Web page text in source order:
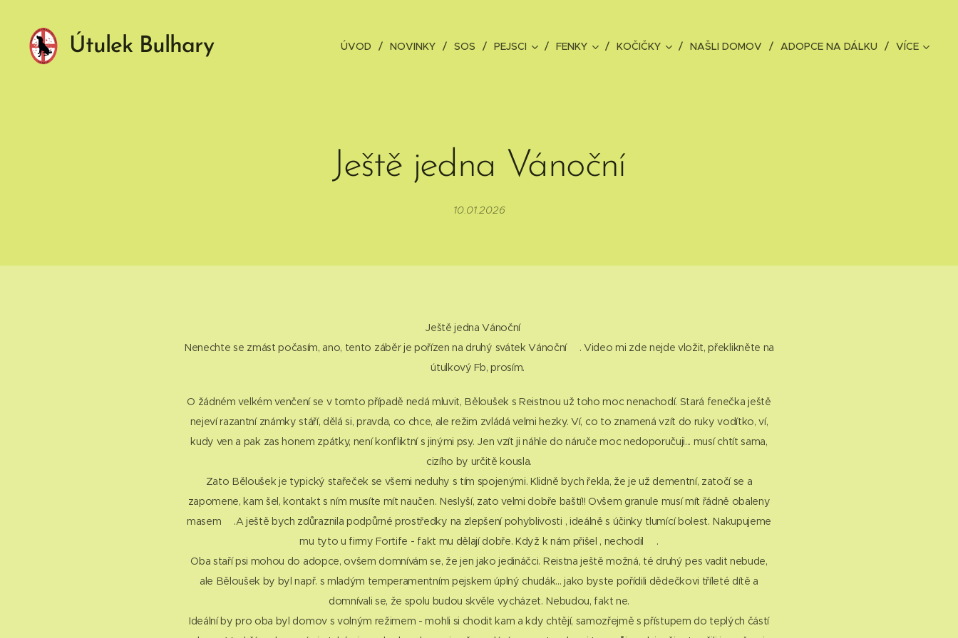
Útulek Bulhary ÚVOD NOVINKY SOS PEJSCI FENKY KOČIČKY NAŠLI DOMOV ADOPCE NA DÁLKU VÍCE
Ještě jedna Vánoční
10.01.2026
Ještě jedna Vánoční🎄
Nenechte se zmást počasím, ano, tento záběr je pořízen na druhý svátek Vánoční🎁. Video mi zde nejde vložit, překlikněte na
útulkový Fb, prosím.
O žádném velkém venčení se v tomto případě nedá mluvit, Běloušek s Reistnou už toho moc nenachodí. Stará fenečka ještě
nejeví razantní známky stáří, dělá si, pravda, co chce, ale režim zvládá velmi hezky. Ví, co to znamená vzít do ruky vodítko, ví,
kudy ven a pak zas honem zpátky, není konfliktní s jinými psy. Jen vzít ji náhle do náruče moc nedoporučuji... musí chtít sama,
cizího by určitě kousla.
Zato Běloušek je typický stařeček se všemi neduhy s tím spojenými. Klidně bych řekla, že je už dementní, zatočí se a
zapomene, kam šel, kontakt s ním musíte mít naučen. Neslyší, zato velmi dobře baští!! Ovšem granule musí mít řádně obaleny
masem☝.A ještě bych zdůraznila podpůrné prostředky na zlepšení pohyblivosti , ideálně s účinky tlumící bolest. Nakupujeme
mu tyto u firmy Fortife - fakt mu dělají dobře. Když k nám přišel , nechodil😕.
Oba staří psi mohou do adopce, ovšem domnívám se, že jen jako jedináčci. Reistna ještě možná, té druhý pes vadit nebude,
ale Běloušek by byl např. s mladým temperamentním pejskem úplný chudák... jako byste pořídili dědečkovi tříleté dítě a
domnívali se, že spolu budou skvěle vycházet. Nebudou, fakt ne.
Ideální by pro oba byl domov s volným režimem - mohli si chodit kam a kdy chtějí, samozřejmě s přístupem do teplých částí